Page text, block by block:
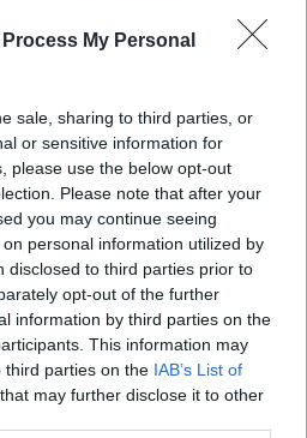
My Personal
sale, sharing to third parties, or
or sensitive information for
please use the below opt-out
Please note that after your
you may continue seeing
personal information utilized by
disclosed to third parties prior to
opt-out of the further
information by third parties on the
This information may
third parties on the IAB’s List of
that may further disclose it to other
5 - Castronno
speciale uisp
ALTRI ARTICOLI DI
SPORT